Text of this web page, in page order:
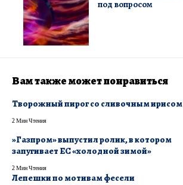
под вопросом
Вам также может понравиться
Творожный пирог со сливочным ирисом
2 Мин Чтения
​»Газпром» выпустил ролик, в котором
запугивает ЕС «холодной зимой»
2 Мин Чтения
Лепешки по мотивам фесели